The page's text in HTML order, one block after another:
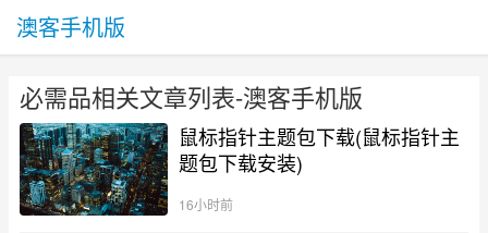
澳客手机版
必需品相关文章列表-澳客手机版
鼠标指针主题包下载(鼠标指针主
题包下载安装)
16小时前